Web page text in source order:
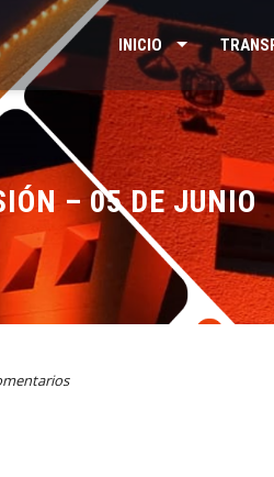
INICIO
– 05 DE JUNIO